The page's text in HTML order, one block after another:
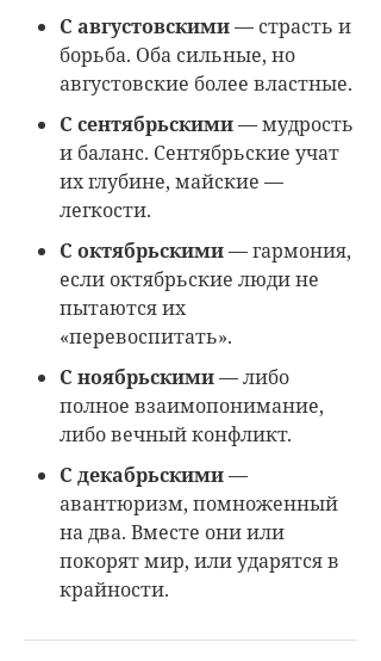
С августовскими— страсть и
борьба. Оба сильные, но
августовские более властные.
С сентябрьскими— мудрость
и баланс. Сентябрьские учат
их глубине, майские —
легкости.
С октябрьскими— гармония,
если октябрьские люди не
пытаются их
«перевоспитать».
С ноябрьскими— либо
полное взаимопонимание,
либо вечный конфликт.
С декабрьскими—
авантюризм, помноженный
на два. Вместе они или
покорят мир, или ударятся в
крайности.